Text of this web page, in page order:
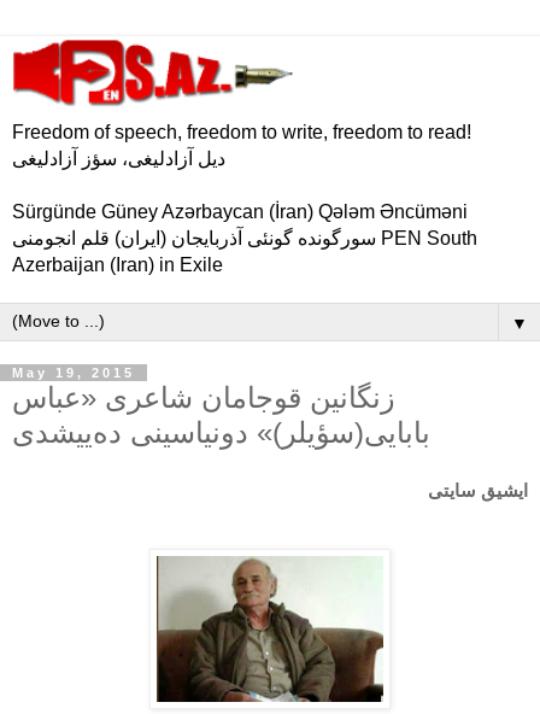
Freedom of speech, freedom to write, freedom to read!
دیل آزادلیغی، سؤز آزادلیغی
Sürgünde Güney Azərbaycan (İran) Qələm Əncüməni
سورگونده گونئی آذربایجان (ایران) قلم انجومنی PEN South
Azerbaijan (Iran) in Exile
▼
May 19, 2015
زنگانین قوجامان شاعری «عباس
بابایی(سؤیلر)» دونیاسینی ده‌ییشدی
ایشیق سایتی